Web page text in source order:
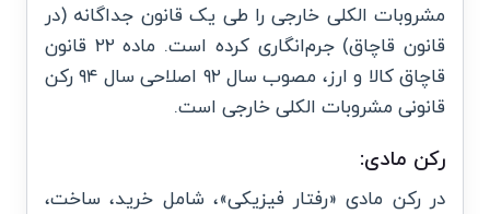
مشروبات الکلی خارجی را طی یک قانون جداگانه (در
قانون قاچاق) جرم‌انگاری کرده است. ماده ۲۲ قانون
قاچاق کالا و ارز، مصوب سال ۹۲ اصلاحی سال ۹۴ رکن
قانونی مشروبات الکلی خارجی است.
رکن مادی:
در رکن مادی «رفتار فیزیکی»، شامل خرید، ساخت،